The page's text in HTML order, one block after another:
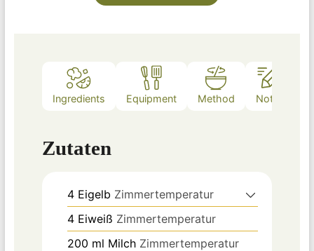
Ingredients Equipment Method Notes
Zutaten
4 Eigelb Zimmertemperatur
4 Eiweiß Zimmertemperatur
200 ml Milch Zimmertemperatur